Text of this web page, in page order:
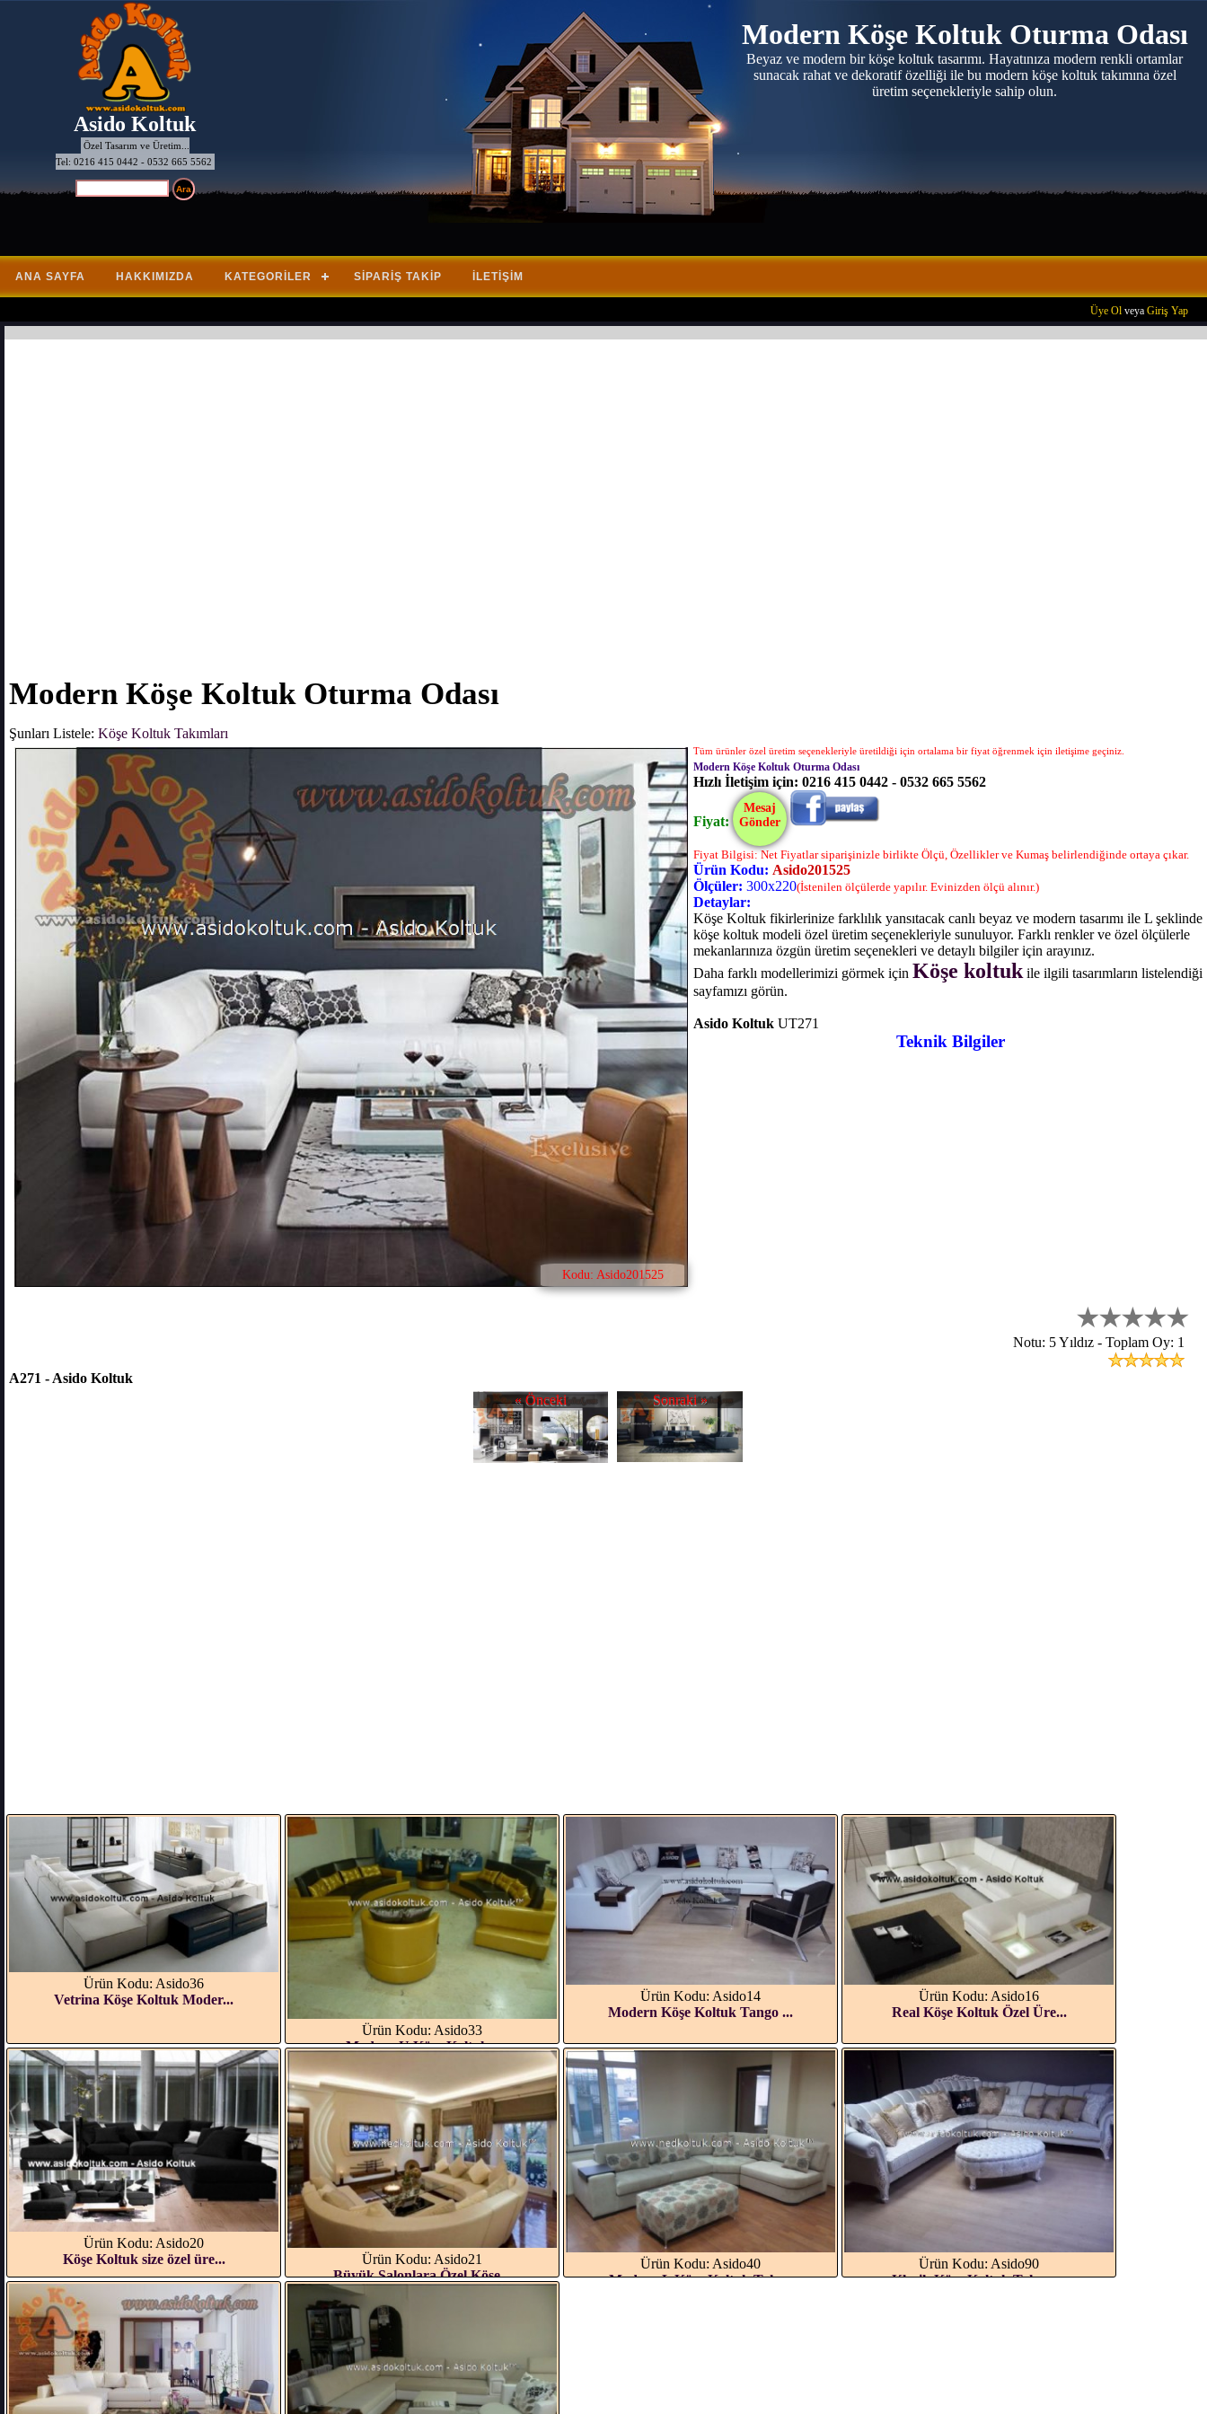
Asido Koltuk
Özel Tasarım ve Üretim...
Tel: 0216 415 0442 - 0532 665 5562
Modern Köşe Koltuk Oturma Odası
Beyaz ve modern bir köşe koltuk tasarımı. Hayatınıza modern renkli ortamlar
sunacak rahat ve dekoratif özelliği ile bu modern köşe koltuk takımına özel
üretim seçenekleriyle sahip olun.
ANA SAYFA HAKKIMIZDA KATEGORILER SIPARIŞ TAKIP İLETIŞIM
Üye Ol veya Giriş Yap
Modern Köşe Koltuk Oturma Odası
Şunları Listele: Köşe Koltuk Takımları
Kodu: Asido201525
Tüm ürünler özel üretim seçenekleriyle üretildiği için ortalama bir fiyat öğrenmek için iletişime geçiniz.
Modern Köşe Koltuk Oturma Odası
Hızlı İletişim için: 0216 415 0442 - 0532 665 5562
Fiyat:
Mesaj
Gönder
Fiyat Bilgisi: Net Fiyatlar siparişinizle birlikte Ölçü, Özellikler ve Kumaş belirlendiğinde ortaya çıkar.
Ürün Kodu: Asido201525
Ölçüler: 300x220(İstenilen ölçülerde yapılır. Evinizden ölçü alınır.)
Detaylar:
Köşe Koltuk fikirlerinize farklılık yansıtacak canlı beyaz ve modern tasarımı ile L şeklinde
köşe koltuk modeli özel üretim seçenekleriyle sunuluyor. Farklı renkler ve özel ölçülerle
mekanlarınıza özgün üretim seçenekleri ve detaylı bilgiler için arayınız.
Daha farklı modellerimizi görmek için Köşe koltuk ile ilgili tasarımların listelendiği
sayfamızı görün.
Asido Koltuk UT271
Teknik Bilgiler
Notu: 5 Yıldız - Toplam Oy: 1
A271 - Asido Koltuk
Sonraki »
« Önceki
Ürün Kodu: Asido36
Vetrina Köşe Koltuk Moder...
Ürün Kodu: Asido33
Modern U Köşe Koltuk...
Ürün Kodu: Asido14
Modern Köşe Koltuk Tango ...
Ürün Kodu: Asido16
Real Köşe Koltuk Özel Üre...
Ürün Kodu: Asido20
Köşe Koltuk size özel üre...
Ürün Kodu: Asido21
Büyük Salonlara Özel Köşe...
Ürün Kodu: Asido40
Modern L Köşe Koltuk Takı...
Ürün Kodu: Asido90
Klasik Köşe Koltuk Takımı...